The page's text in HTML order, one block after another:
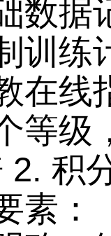
数据
训练
在线
等级
2. 积
素：